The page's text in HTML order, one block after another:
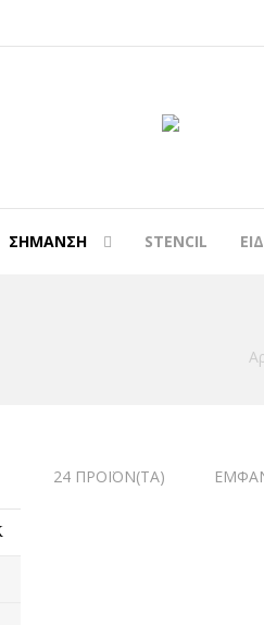
ΣΉΜΑΝΣΗ STENCIL
24 ΠΡΟΪΌΝ(ΤΑ)